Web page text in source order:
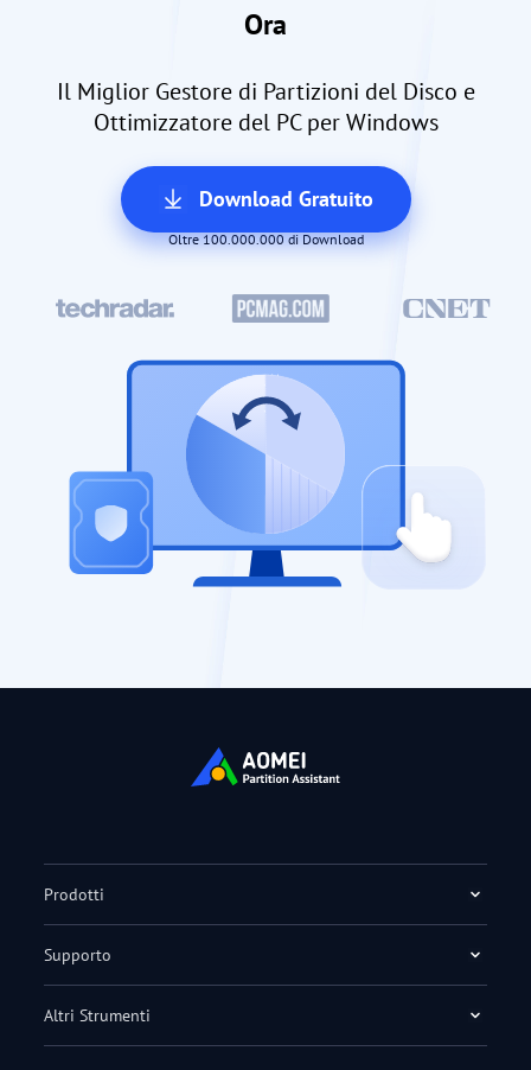
Ora
Il Miglior Gestore di Partizioni del Disco e
Ottimizzatore del PC per Windows
Download Gratuito
Oltre 100.000.000 di Download
Prodotti
Supporto
Altri Strumenti